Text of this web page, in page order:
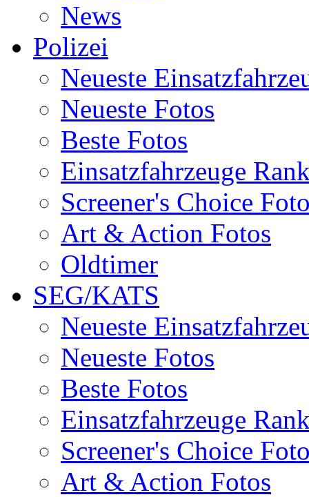
News
Polizei
Neueste
Neueste Fotos
Beste Fotos
Einsatzfahrzeuge
Screener's Choice
Art & Action Fotos
Oldtimer
SEG/KATS
Neueste
Neueste Fotos
Beste Fotos
Einsatzfahrzeuge
Screener's Choice
Art & Action Fotos